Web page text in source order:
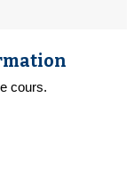
cours.